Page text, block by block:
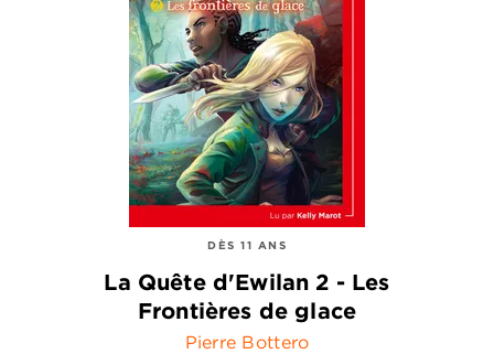
DÈS 11 ANS
La Quête d'Ewilan 2 - Les
Frontières de glace
Pierre Bottero